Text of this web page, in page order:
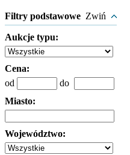
Filtry podstawowe Zwiń
Aukcje typu:
Cena:
od
do
Miasto:
Województwo: